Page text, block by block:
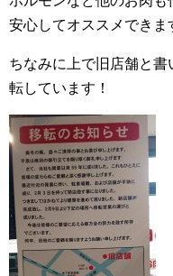
安心してオススメできま
ちなみに上で旧店舗と
転しています！